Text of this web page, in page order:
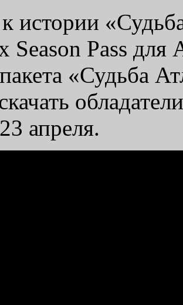
истории
Season Pass для
«Судьба
апреля.